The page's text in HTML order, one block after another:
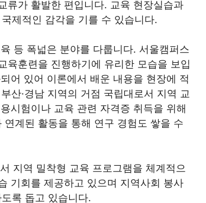
류가 활발한 편입니다. 교육 현장실습과
제적인 감각을 기를 수 있습니다.
등 폭넓은 분야를 다룹니다. 서울캠퍼스
육훈련을 진행하기에 유리한 모습을 보입
어 있어 이론에서 배운 내용을 현장에 적
산·경남 지역의 거점 국립대로서 지역 교
시험이나 교육 관련 자격증 취득을 위해
계된 활동을 통해 연구 경험도 쌓을 수
지역 밀착형 교육 프로그램을 체계적으
기회를 제공하고 있으며 지역사회 봉사
록 돕고 있습니다.